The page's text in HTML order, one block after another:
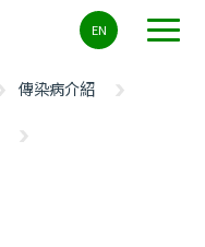
EN
傳染病介紹